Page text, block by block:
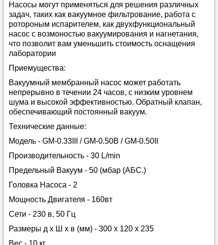
Насосы могут применяться для решения различных
задач, таких как вакуумное фильтрование, работа с
ротороным испарителем, как двухфункциональный
насос с возмоностью вакуумирования и нагнетания,
что позволит вам уменьшить стоимость оснащения
лаборатории
Приемущества:
Вакуумный мембранный насос может работать
непрерывно в течении 24 часов, с низким уровнем
шума и высокой эффективностью. Обратный клапан,
обеспечивающий постоянный вакуум.
Технические данные:
Модель - GM-0.33III / GM-0.50В / GM-0.50II
Производительность - 30 L/min
Предельный Вакуум - 50 (мбар (АБС.)
Головка Насоса - 2
Мощность Двигателя - 160вт
Сети - 230 в, 50 Гц
Размеры д х Ш х в (мм) - 300 x 120 x 235
Вес - 10 кг